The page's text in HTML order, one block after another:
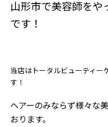
山形市で美容師をや
です！
当店はトータルビューティー
す！
ヘアーのみならず様々な
おります。